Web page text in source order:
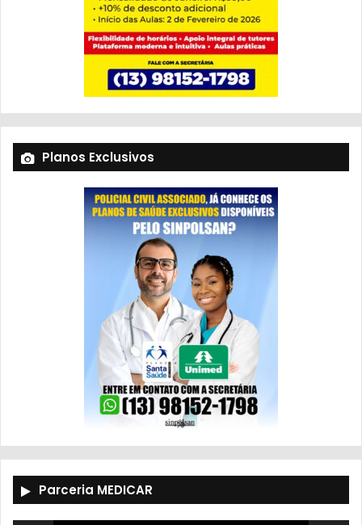
Planos Exclusivos
Parceria MEDICAR